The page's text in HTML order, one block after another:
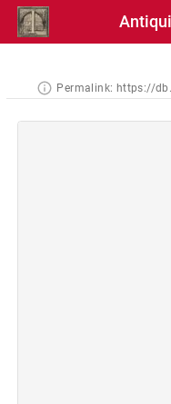
Permalink: https://